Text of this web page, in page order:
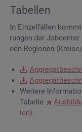
Ta­bel­len
In Ein­zel­fäl­len
run­gen der
nen Re­gio­nen
Wei­te­re
Ta­bel­le
len).